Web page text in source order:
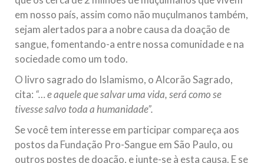
em nosso país, assim como não muçulmanos também,
sejam alertados para a nobre causa da doação de
sangue, fomentando-a entre nossa comunidade e na
sociedade como um todo.
O livro sagrado do Islamismo, o Alcorão Sagrado,
cita: “… e aquele que salvar uma vida, será como se
tivesse salvo toda a humanidade”.
Se você tem interesse em participar compareça aos
postos da Fundação Pro-Sangue em São Paulo, ou
outros postes de doação, e junte-se à esta causa. E se